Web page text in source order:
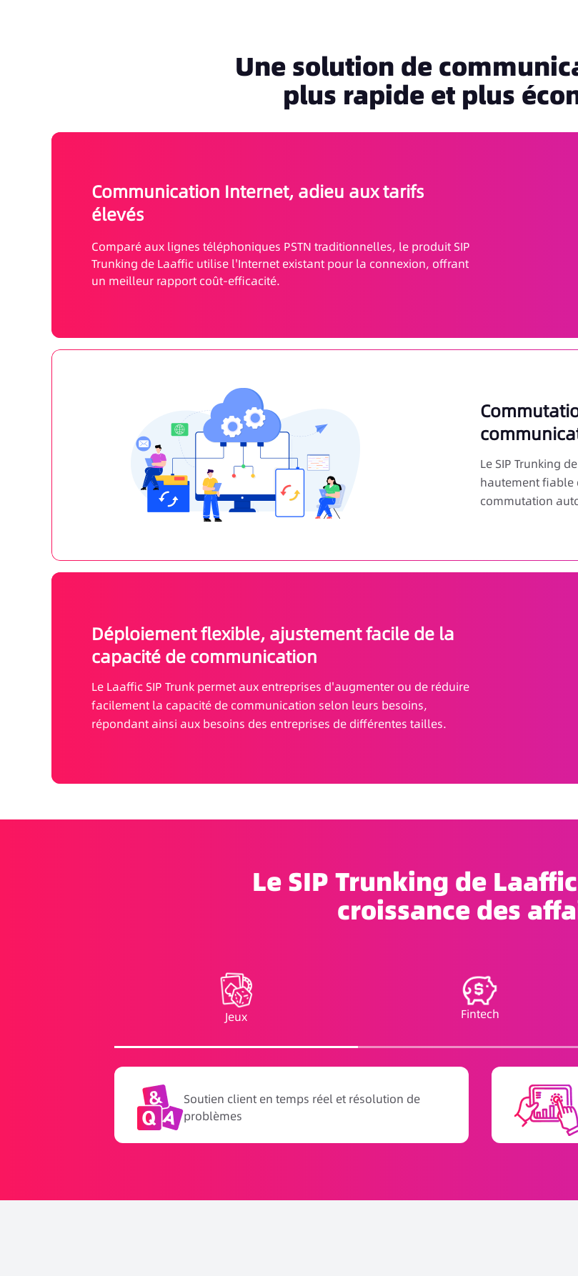
Une solution de
plus rapide et plus
Communication Internet, adieu aux tarifs
élevés
Comparé aux lignes téléphoniques PSTN traditionnelles, le produit SIP
Trunking de Laaffic utilise l'Internet existant pour la connexion, offrant
un meilleur rapport coût-efficacité.
Le SIP Trunking
hautement fiable
commutation
Déploiement flexible, ajustement facile de la
capacité de communication
Le Laaffic SIP Trunk permet aux entreprises d'augmenter ou de réduire
facilement la capacité de communication selon leurs besoins,
répondant ainsi aux besoins des entreprises de différentes tailles.
Le SIP Trunking de
croissance des
Jeux Fintech
Soutien client en temps réel et résolution de
problèmes